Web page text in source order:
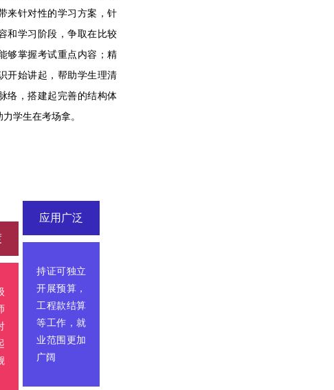
来针对性的学习方案，针
和学习阶段，争取在比较
够掌握考试重点内容；精
开始讲起，帮助学生理清
络，搭建起完善的结构体
学生在考场拿。
应用广泛
持证可独立
开展预算，
工程款结算
等工作，就
业范围更加
广阔